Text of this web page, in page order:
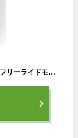
SWANS(スワンズ) スキー スノーボード ヘルメット フリーライドモデル 大人用 男女兼用 H-45RS GMR ガンメタリック S (頭囲 48cm~54cm)